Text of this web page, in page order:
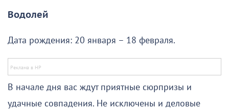
Водолей
Дата рождения: 20 января – 18 февраля.
В начале дня вас ждут приятные сюрпризы и
удачные совпадения. Не исключены и деловые